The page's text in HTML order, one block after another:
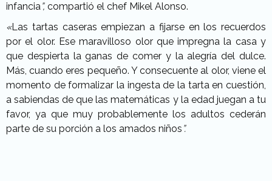
infancia”, compartió el chef Mikel Alonso.
«Las tartas caseras empiezan a fijarse en los recuerdos
por el olor. Ese maravilloso olor que impregna la casa y
que despierta la ganas de comer y la alegría del dulce.
Más, cuando eres pequeño. Y consecuente al olor, viene el
momento de formalizar la ingesta de la tarta en cuestión,
a sabiendas de que las matemáticas y la edad juegan a tu
favor, ya que muy probablemente los adultos cederán
parte de su porción a los amados niños ”.